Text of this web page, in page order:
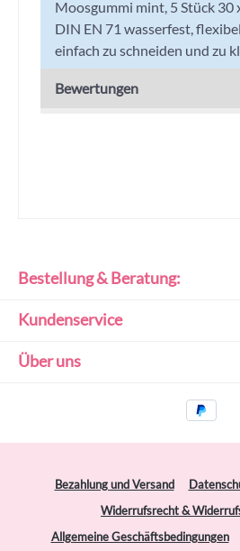
Moosgummi mint, 5 Stück 30
DIN EN 71 wasserfest,
einfach zu schneiden und zu
Bewertungen
Bestellung & Beratung:
Kundenservice
Über uns
Bezahlung und Versand
Widerrufsrecht &
Allgemeine Geschäftsbedingungen